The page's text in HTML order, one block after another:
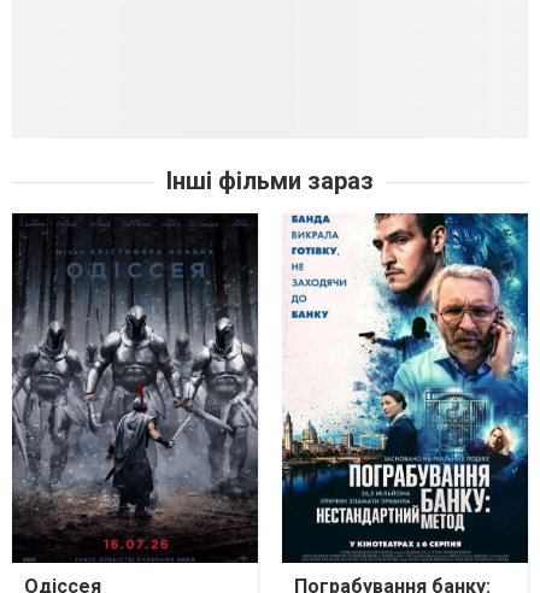
Інші фільми зараз
Одіссея Пограбування банку: